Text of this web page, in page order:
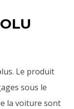
Le produit
sous le
la voiture sont